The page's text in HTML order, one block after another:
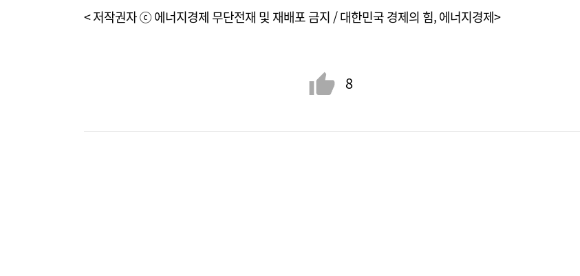
< 저작권자 ⓒ 에너지경제 무단전재 및 재배포 금지 / 대한민국 경제의 힘, 에너지경제>
8